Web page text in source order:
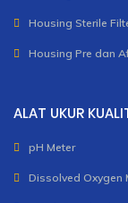
Housing Sterile
Housing Pre dan
ALAT UKUR
pH Meter
Dissolved Oxygen